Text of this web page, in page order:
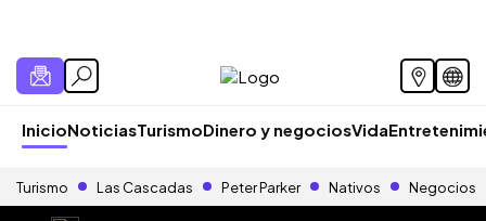
InicioNoticiasTurismoDinero y negociosVida
Turismo Las Cascadas Peter Parker Nativos Negocios